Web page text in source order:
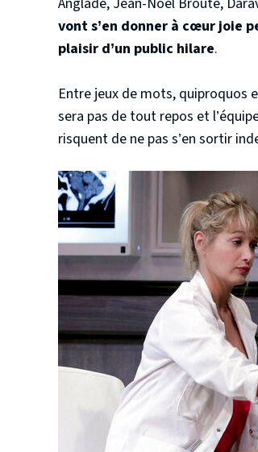
vont s’en donner à cœur joie
plaisir d’un public hilare.
Entre jeux de mots, quiproquos
sera pas de tout repos et
risquent de ne pas s’en sortir